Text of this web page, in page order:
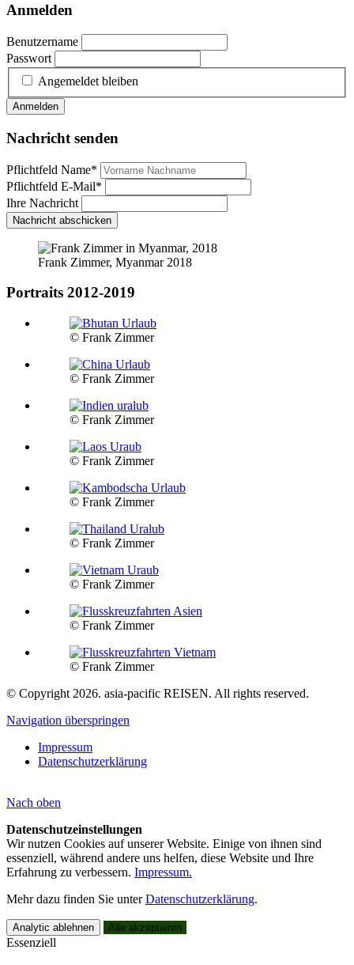
Anmelden
Benutzername
Passwort
Angemeldet bleiben
Anmelden
Nachricht senden
Pflichtfeld Name*
Pflichtfeld E-Mail*
Ihre Nachricht
Nachricht abschicken
Frank Zimmer, Myanmar 2018
Portraits 2012-2019
© Frank Zimmer
© Frank Zimmer
© Frank Zimmer
© Frank Zimmer
© Frank Zimmer
© Frank Zimmer
© Frank Zimmer
© Frank Zimmer
© Frank Zimmer
© Copyright 2026. asia-pacific REISEN. All rights reserved.
Navigation überspringen
Impressum
Datenschutzerklärung
Nach oben
Datenschutzeinstellungen
Wir nutzen Cookies auf unserer Website. Einige von ihnen sind
essenziell, während andere uns helfen, diese Website und Ihre
Erfahrung zu verbessern. Impressum.
Mehr dazu finden Sie unterDatenschutzerklärung.
Analytic ablehnen Alle akzeptieren
Essenziell